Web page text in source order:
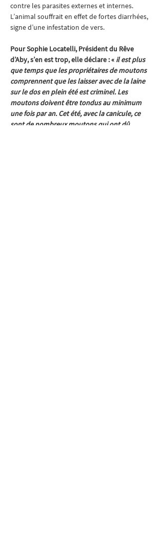
contre les parasites externes et internes.
L’animal souffrait en effet de fortes diarrhées,
signe d’une infestation de vers.
Pour Sophie Locatelli, Président du Rêve
d’Aby, s’en est trop, elle déclare : « il est plus
que temps que les propriétaires de moutons
comprennent que les laisser avec de la laine
sur le dos en plein été est criminel. Les
moutons doivent être tondus au minimum
une fois par an. Cet été, avec la canicule, ce
sont de nombreux moutons qui ont dû